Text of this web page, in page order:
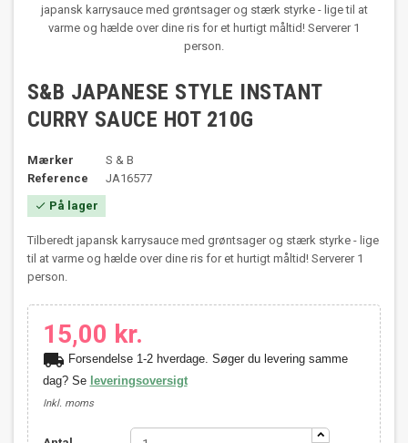
S&B JAPANESE STYLE INSTANT
CURRY SAUCE HOT 210G
Mærker
S & B
Reference
JA16577
 På lager
Tilberedt japansk karrysauce med grøntsager og stærk styrke - lige
til at varme og hælde over dine ris for et hurtigt måltid! Serverer 1
person.
15,00 kr.
local_shippingForsendelse 1-2 hverdage. Søger du levering samme
dag? Se leveringsoversigt
Inkl. moms